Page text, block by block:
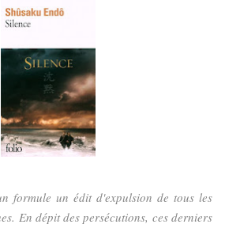
formule un édit d'expulsion de tous les
En dépit des persécutions, ces derniers